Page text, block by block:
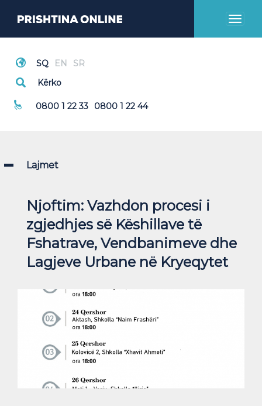
Toggle
Thirrje Emergjente
0800 1 22 33 0800 1 22 44
Lajmet
Njoftim: Vazhdon procesi i
zgjedhjes së Këshillave të
Fshatrave, Vendbanimeve dhe
Lagjeve Urbane në Kryeqytet